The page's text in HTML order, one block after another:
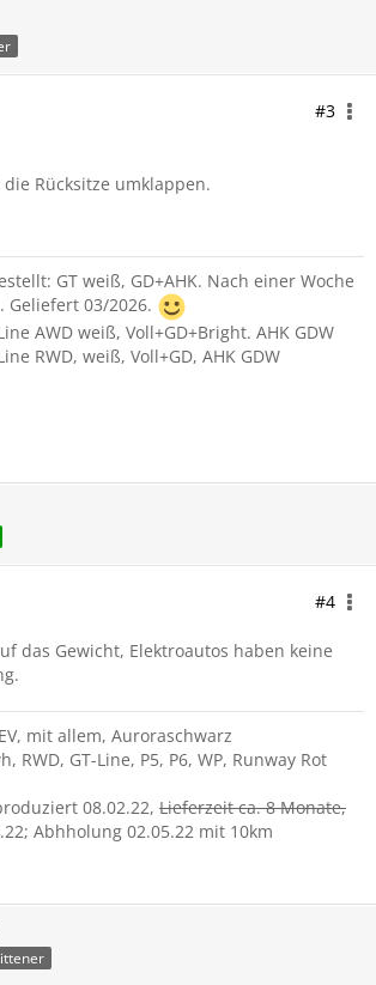
#3
die Rücksitze umklappen.
GT weiß, GD+AHK. Nach einer Woche
Geliefert 03/2026.
AWD weiß, Voll+GD+Bright. AHK GDW
RWD, weiß, Voll+GD, AHK GDW
#4
das Gewicht, Elektroautos haben keine
mit allem, Auroraschwarz
RWD, GT-Line, P5, P6, WP, Runway Rot
08.02.22, Lieferzeit ca. 8 Monate,
Abhholung 02.05.22 mit 10km